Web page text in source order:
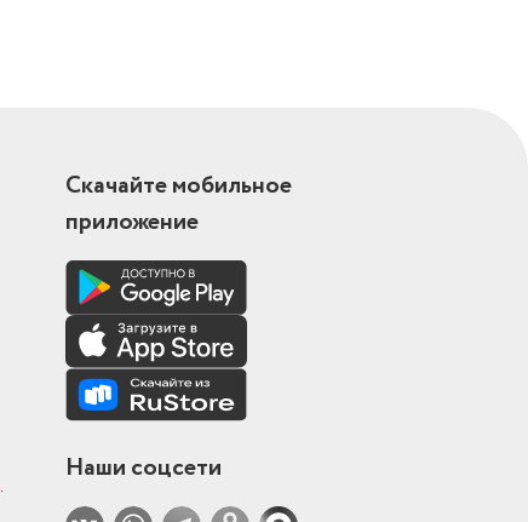
.
Скачайте мобильное
приложение
Наши соцсети